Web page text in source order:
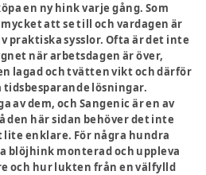
en ny hink varje gång. Som
att se till och vardagen är
praktiska sysslor. Ofta är det inte
när arbetsdagen är över,
lagad och tvätten vikt och därför
lösningar.
av dem, och Sangenic är en av
den här sidan behöver det inte
enklare. För några hundra
blöjhink monterad och uppleva
och hur lukten från en välfylld